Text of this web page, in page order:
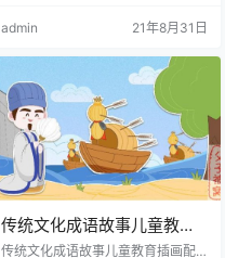
要。 成语的发音、书写、释义都是
学子”、“独当一面”、“纵横捭阖”这
些成语的正确发音都是什么？比
如：到底是“昨日黄花”还是“明日黄
花”？为什么这么多人都会用错？比
如：“七月流火”…
admin 21年8月31日
传统文化成语故事儿童教育
插画配图中华文化PSD素材
传统文化成语故事儿童教育插画配